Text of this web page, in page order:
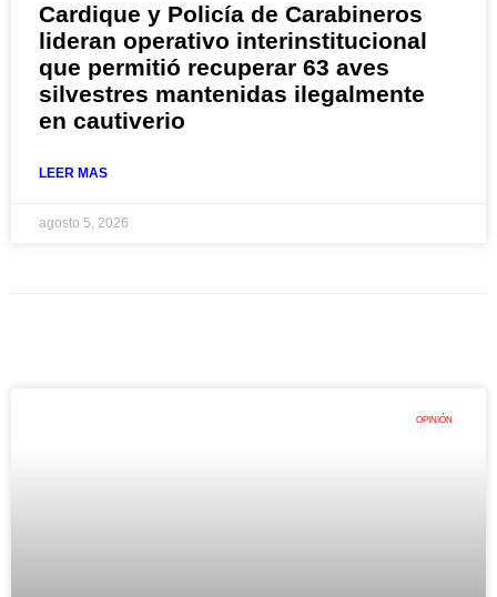
Cardique y Policía de Carabineros
lideran operativo interinstitucional
que permitió recuperar 63 aves
silvestres mantenidas ilegalmente
en cautiverio
LEER MAS
agosto 5, 2026
OPINIÓN